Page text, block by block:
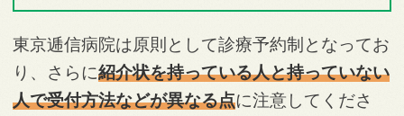
東京逓信病院は原則として診療予約制となってお
り、さらに紹介状を持っている人と持っていない
人で受付方法などが異なる点に注意してくださ